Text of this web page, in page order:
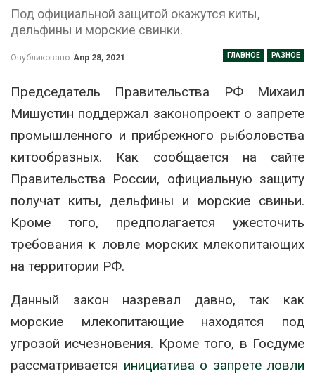
Под официальной защитой окажутся киты,
дельфины и морские свинки.
ГЛАВНОЕ РАЗНОЕ
Опубликовано Апр 28, 2021
Председатель Правительства РФ Михаил
Мишустин поддержал законопроект о запрете
промышленного и прибрежного рыболовства
китообразных. Как сообщается на сайте
Правительства России, официальную защиту
получат киты, дельфины и морские свиньи.
Кроме того, предполагается ужесточить
требования к ловле морских млекопитающих
на территории РФ.
Данный закон назревал давно, так как
морские млекопитающие находятся под
угрозой исчезновения. Кроме того, в Госдуме
рассматривается инициатива о запрете ловли